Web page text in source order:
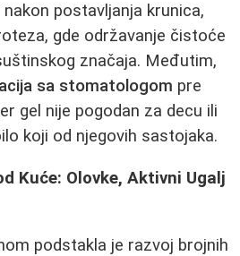
postavljanja krunica,
gde održavanje čistoće
značaja. Međutim,
sa stomatologom pre
gel nije pogodan za decu ili
koji od njegovih sastojaka.
Kuće: Olovke, Aktivni Ugalj
podstakla je razvoj brojnih